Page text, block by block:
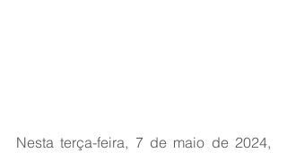
Nesta terça-feira, 7 de maio de 2024,